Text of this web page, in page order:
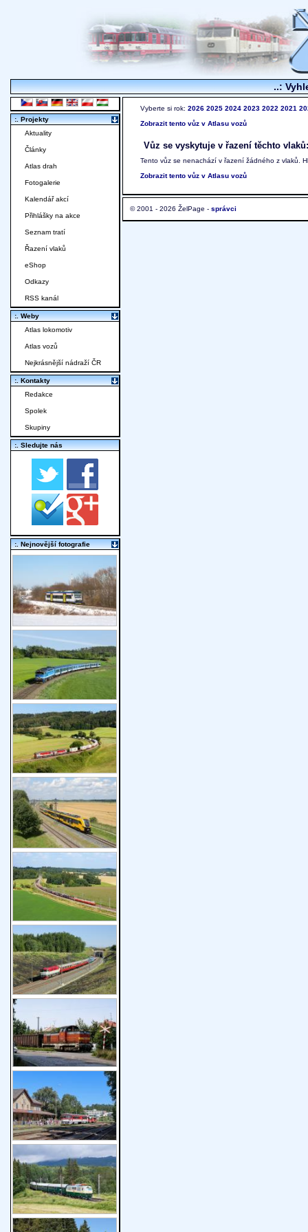
..:
Vyberte si rok: 2026 2025 2024 2023 2022 2021
Zobrazit tento vůz v Atlasu vozů
Vůz se vyskytuje v řazení těchto vlaků:
Tento vůz se nenachází v řazení žádného z vlaků.
Zobrazit tento vůz v Atlasu vozů
© 2001 - 2026 ŽelPage - správci
:. Projekty
Aktuality
Články
Atlas drah
Fotogalerie
Kalendář akcí
Přihlášky na akce
Seznam tratí
Řazení vlaků
eShop
Odkazy
RSS kanál
:. Weby
Atlas lokomotiv
Atlas vozů
Nejkrásnější nádraží ČR
:. Kontakty
Redakce
Spolek
Skupiny
:. Sledujte nás
:. Nejnovější fotografie